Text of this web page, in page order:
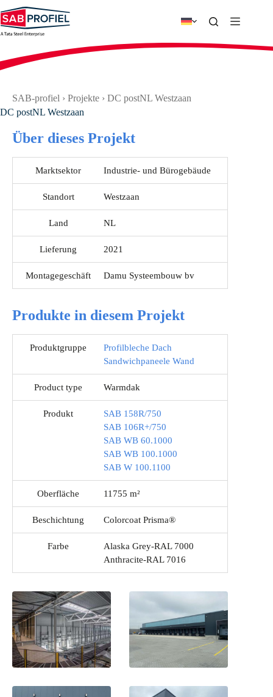
Inhalt
springen
SAB-profiel › Projekte › DC postNL Westzaan
DC postNL Westzaan
Über dieses Projekt
Marktsektor Industrie- und Bürogebäude
Standort Westzaan
Land NL
Lieferung 2021
Montagegeschäft Damu Systeembouw bv
Produkte in diesem Projekt
Produktgruppe
Profilbleche Dach
Sandwichpaneele Wand
Product type Warmdak
Produkt
SAB 158R/750
SAB 106R+/750
SAB WB 60.1000
SAB WB 100.1000
SAB W 100.1100
Oberfläche 11755 m²
Beschichtung Colorcoat Prisma®
Farbe
Alaska Grey-RAL 7000
Anthracite-RAL 7016